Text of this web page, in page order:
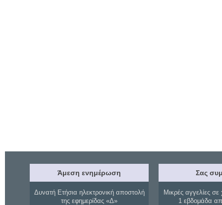
Άμεση ενημέρωση
Δυνατή Ετήσια ηλεκτρονική αποστολή
της εφημερίδας «Δ»
Σας
Μικρές αγγελίες σε
1 εβδομάδα